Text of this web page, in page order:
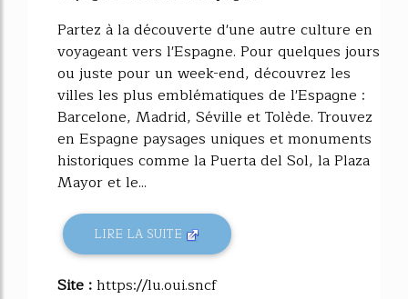
Partez à la découverte d'une autre culture en
voyageant vers l'Espagne. Pour quelques jours
ou juste pour un week-end, découvrez les
villes les plus emblématiques de l'Espagne :
Barcelone, Madrid, Séville et Tolède. Trouvez
en Espagne paysages uniques et monuments
historiques comme la Puerta del Sol, la Plaza
Mayor et le...
LIRE LA SUITE
Site :https://lu.oui.sncf